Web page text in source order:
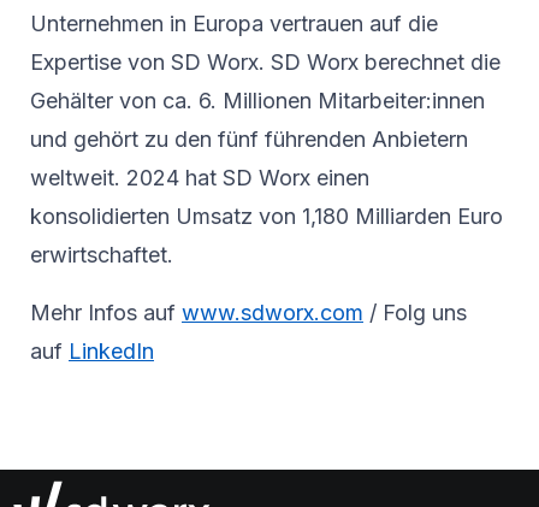
Unternehmen in Europa vertrauen auf die
Expertise von SD Worx. SD Worx berechnet die
Gehälter von ca. 6. Millionen Mitarbeiter:innen
und gehört zu den fünf führenden Anbietern
weltweit. 2024 hat SD Worx einen
konsolidierten Umsatz von 1,180 Milliarden Euro
erwirtschaftet.
Mehr Infos auf www.sdworx.com / Folg uns
auf LinkedIn